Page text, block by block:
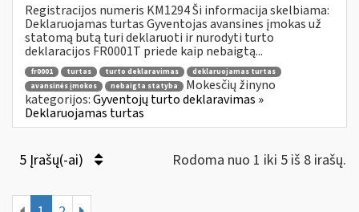
Registracijos numeris KM1294 Ši informacija skelbiama:
Deklaruojamas turtas Gyventojas avansines įmokas už
statomą butą turi deklaruoti ir nurodyti turto
deklaracijos FR0001T priede kaip nebaigtą...
fr0001 turtas turto deklaravimas
deklaruojamas turtas
avansinės įmokos
nebaigta statyba
Mokesčių žinyno
kategorijos:Gyventojų turto deklaravimas »
Deklaruojamas turtas
5 Įrašų(-ai) Rodoma nuo 1 iki 5 iš 8 irašų.